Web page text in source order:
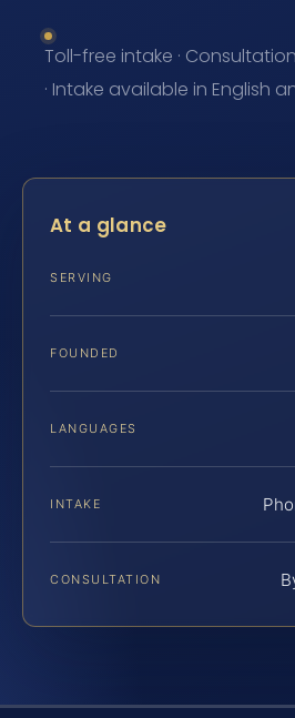
Toll-free intake ·
· Intake available in English
At a glance
SERVING
FOUNDED
LANGUAGES
INTAKE
CONSULTATION